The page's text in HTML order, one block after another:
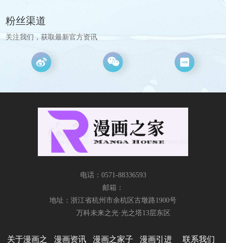
粉丝渠道
关注我们，获取最新官方资讯
电话：0571-88336593
邮箱：
地址：浙江省杭州市余杭区古墩路1900号
万科未来之光·光之塔13层东区
关于漫画之 漫画资讯 漫画之家子 漫画引进 联系我们